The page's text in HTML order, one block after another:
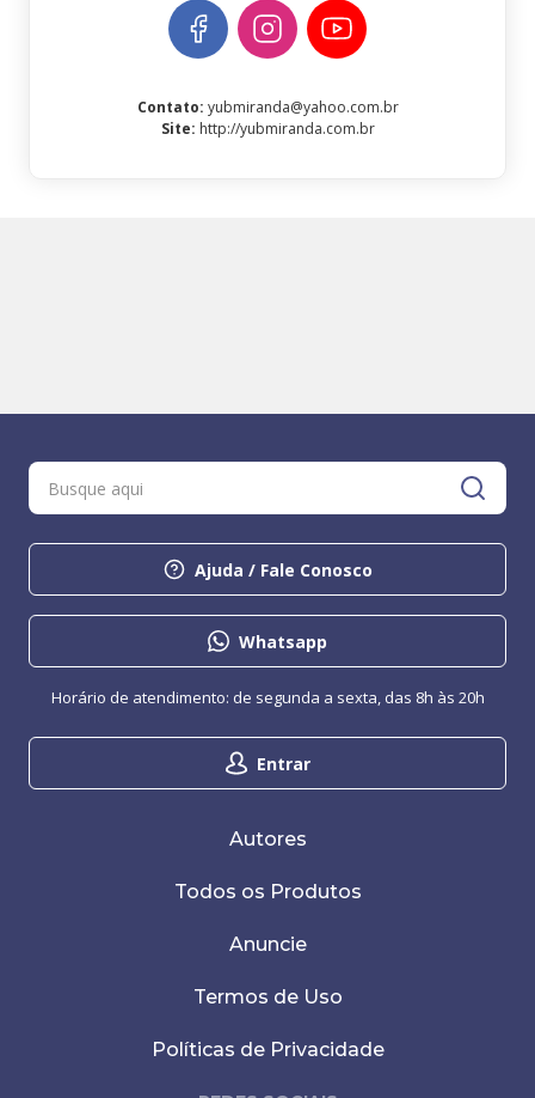
Contato: yubmiranda@yahoo.com.br
Site: http://yubmiranda.com.br
Ajuda / Fale Conosco
Whatsapp
Entrar
Horário de atendimento: de segunda a sexta, das 8h às 20h
Autores
Todos os Produtos
Anuncie
Termos de Uso
Políticas de Privacidade